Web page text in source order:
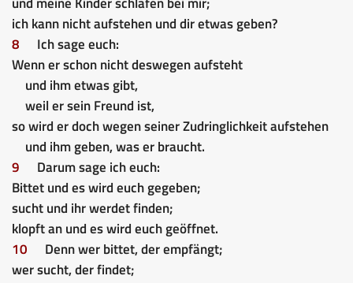
ich kann nicht aufstehen und dir etwas geben?
8
Ich sage euch:
Wenn er schon nicht deswegen aufsteht
und ihm etwas gibt,
weil er sein Freund ist,
so wird er doch wegen seiner Zudringlichkeit aufstehen
und ihm geben, was er braucht.
9
Darum sage ich euch:
Bittet und es wird euch gegeben;
sucht und ihr werdet finden;
klopft an und es wird euch geöffnet.
10
Denn wer bittet, der empfängt;
wer sucht, der findet;